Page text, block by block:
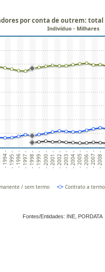
- 1994 -- 1995 -- 1996 -- 1997 -- 1998 -- 1999 -- 2000 -- 2001 -- 2002 -- 2003 -- 2004 -- 2005 -- 2006 -- 2007 -- 2008 -
por conta de outrem:
Indivíduo - Milhares
/ sem termo Contrato a
Fontes/Entidades: INE, PORDATA